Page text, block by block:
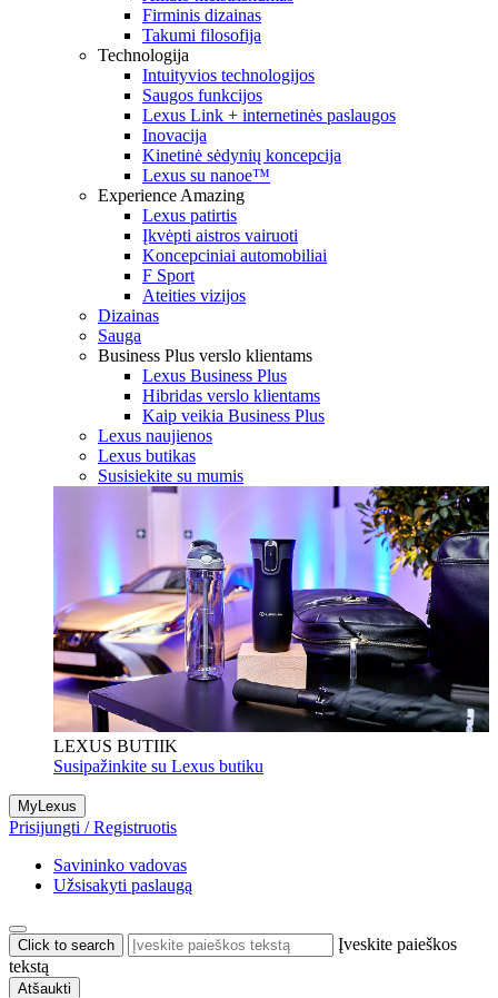
Firminis dizainas
Takumi filosofija
Technologija
Intuityvios technologijos
Saugos funkcijos
Lexus Link + internetinės paslaugos
Inovacija
Kinetinė sėdynių koncepcija
Lexus su nanoe™
Experience Amazing
Lexus patirtis
Įkvėpti aistros vairuoti
Koncepciniai automobiliai
F Sport
Ateities vizijos
Dizainas
Sauga
Business Plus verslo klientams
Lexus Business Plus
Hibridas verslo klientams
Kaip veikia Business Plus
Lexus naujienos
Lexus butikas
Susisiekite su mumis
LEXUS BUTIIK
Susipažinkite su Lexus butiku
MyLexus
Prisijungti / Registruotis
Savininko vadovas
Užsisakyti paslaugą
Click to search
Įveskite paieškos
tekstą
Atšaukti